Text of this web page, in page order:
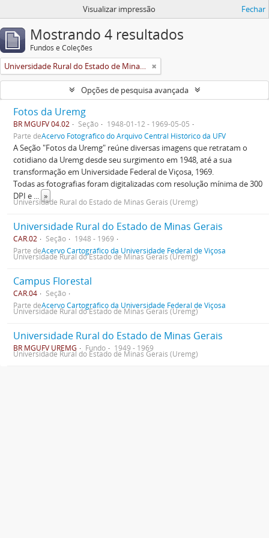
Visualizar impressão Fechar
Mostrando 4 resultados
Fundos e Coleções
Universidade Rural do Estado de Minas Gerais (Uremg)
Opções de pesquisa avançada
Fotos da Uremg
BR MGUFV 04.02 Seção
1948-01-12 - 1969-05-05
Parte deAcervo Fotográfico do Arquivo Central Histórico da UFV
A Seção "Fotos da Uremg" reúne diversas imagens que retratam o
cotidiano da Uremg desde seu surgimento em 1948, até a sua
transformação em Universidade Federal de Viçosa, 1969.
Todas as fotografias foram digitalizadas com resolução mínima de 300
DPI e ... »
Universidade Rural do Estado de Minas Gerais (Uremg)
Universidade Rural do Estado de Minas Gerais
CAR.02 Seção
1948 - 1969
Parte deAcervo Cartográfico da Universidade Federal de Viçosa
Universidade Rural do Estado de Minas Gerais (Uremg)
Campus Florestal
CAR.04
Seção
Parte deAcervo Cartográfico da Universidade Federal de Viçosa
Universidade Rural do Estado de Minas Gerais (Uremg)
Universidade Rural do Estado de Minas Gerais
BR MGUFV UREMG Fundo 1949 - 1969
Universidade Rural do Estado de Minas Gerais (Uremg)